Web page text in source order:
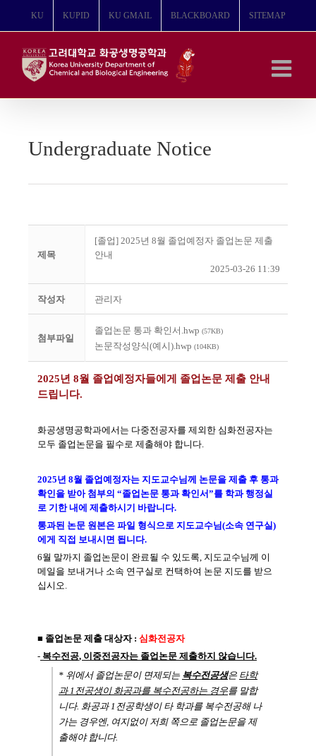
뛰
KU KUPID KU GMAIL BLACKBOARD SITEMAP
Undergraduate Notice
제목
[졸업] 2025년 8월 졸업예정자 졸업논문 제출
안내
2025-03-26 11:39
작성자 관리자
첨부파일
졸업논문 통과 확인서.hwp (57KB)
논문작성양식(예시).hwp (104KB)
2025년 8월 졸업예정자들에게 졸업논문 제출 안내
드립니다.
화공생명공학과에서는 다중전공자를 제외한 심화전공자는
모두 졸업논문을 필수로 제출해야 합니다.
2025년 8월 졸업예정자는 지도교수님께 논문을 제출 후 통과
확인을 받아 첨부의 “졸업논문 통과 확인서 ”를 학과 행정실
로 기한 내에 제출하시기 바랍니다.
통과된 논문 원본은 파일 형식으로 지도교수님 (소속 연구실)
에게 직접 보내시면 됩니다.
6월 말까지 졸업논문이 완료될 수 있도록, 지도교수님께 이
메일을 보내거나 소속 연구실로 컨택하여 논문 지도를 받으
십시오.
■ 졸업논문 제출 대상자 : 심화전공자
- 복수전공, 이중전공자는 졸업논문 제출하지 않습니다.
* 위에서 졸업논문이 면제되는 복수전공생은 타학
과1 전공생이 화공과를 복수전공하는 경우를 말합
니다. 화공과1 전공학생이 타 학과를 복수전공해 나
가는 경우엔, 여지없이 저희 쪽으로 졸업논문을 제
출해야 합니다.